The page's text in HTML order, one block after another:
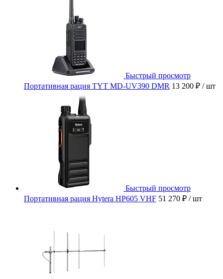
Быстрый просмотр
Портативная рация TYT MD-UV390 DMR 13 200 ₽ / шт
Быстрый просмотр
Портативная рация Hytera HP605 VHF 51 270 ₽ / шт